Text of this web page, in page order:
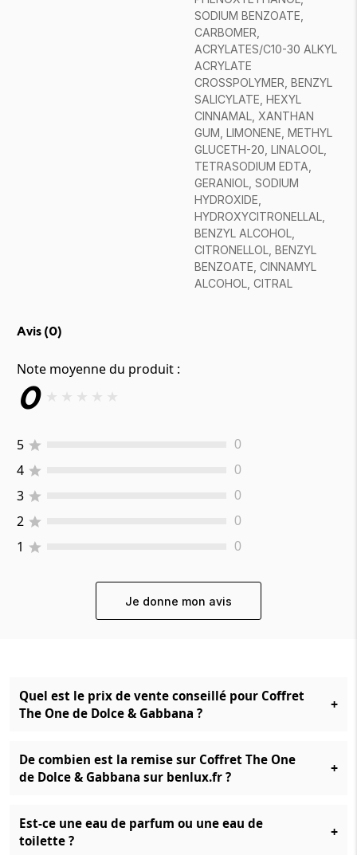
SODIUM BENZOATE,
CARBOMER,
ACRYLATES/C10-30 ALKYL
ACRYLATE
CROSSPOLYMER, BENZYL
SALICYLATE, HEXYL
CINNAMAL, XANTHAN
GUM, LIMONENE, METHYL
GLUCETH-20, LINALOOL,
TETRASODIUM EDTA,
GERANIOL, SODIUM
HYDROXIDE,
HYDROXYCITRONELLAL,
BENZYL ALCOHOL,
CITRONELLOL, BENZYL
BENZOATE, CINNAMYL
ALCOHOL, CITRAL
Avis (0)
Note moyenne du produit :
0 ★ ★ ★ ★ ★
5 0
4 0
3 0
2 0
1 0
Je donne mon avis
Quel est le prix de vente conseillé pour Coffret
The One de Dolce & Gabbana ?
+
De combien est la remise sur Coffret The One
de Dolce & Gabbana sur benlux.fr ?
+
Est-ce une eau de parfum ou une eau de
toilette ?
+